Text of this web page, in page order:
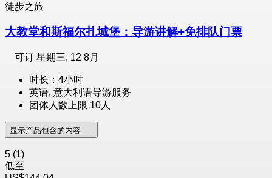
徒步之旅
大教堂和斯福尔扎城堡：导游讲解+免排队门票
可订 星期三, 12 8月
时长：4小时
英语, 意大利语导游服务
团体人数上限 10人
显示产品包含的内容
5 (1)
低至